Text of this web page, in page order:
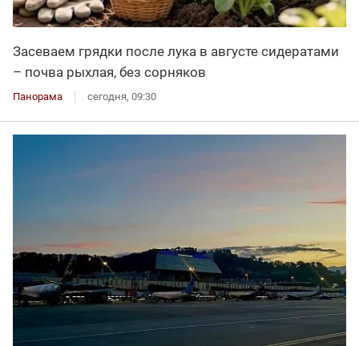
Засеваем грядки после лука в августе сидератами
– почва рыхлая, без сорняков
Панорама сегодня, 09:30